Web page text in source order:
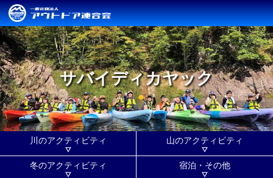
サバイディカヤック
川のアクティビティ 山のアクティビティ
冬のアクティビティ 宿泊・その他